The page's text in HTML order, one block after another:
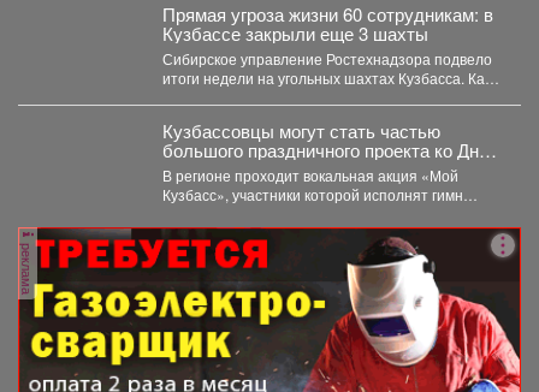
Прямая угроза жизни 60 сотрудникам: в
Кузбассе закрыли еще 3 шахты
Сибирское управление Ростехнадзора подвело
итоги недели на угольных шахтах Кузбасса. Как
Кузбассовцы могут стать частью
большого праздничного проекта ко Дню
шахтера.
В регионе проходит вокальная акция «Мой
Кузбасс», участники которой исполнят гимн
реклама